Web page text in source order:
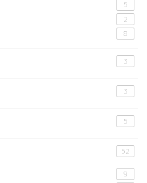
5
2
8
3
3
5
52
9